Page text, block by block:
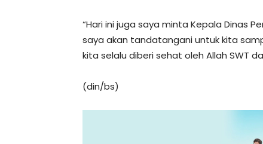
“Hari ini juga saya minta Kepala Dinas
saya akan tandatangani untuk kita
kita selalu diberi sehat oleh Allah SWT
(din/bs)